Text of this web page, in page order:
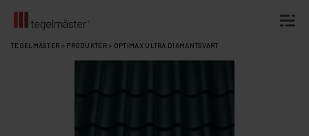
Fortsätt
TEGELMÄSTER > PRODUKTER> OPTIMAX ULTRA DIAMANTSVART